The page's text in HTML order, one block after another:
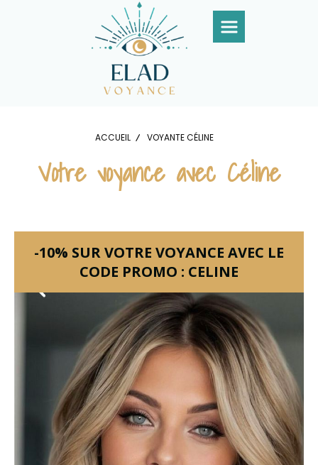
ACCUEIL VOYANTE CÉLINE
Votre voyance avec Céline
-10% SUR VOTRE VOYANCE AVEC LE
CODE PROMO : CELINE
Panneau de gestion des cookies